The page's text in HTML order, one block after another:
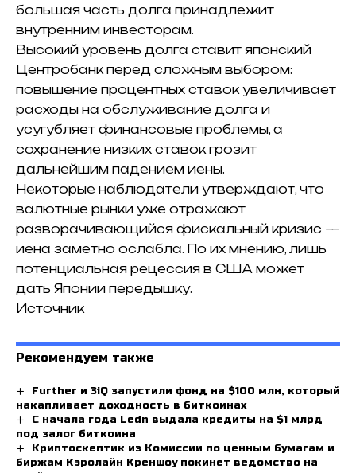
большая часть долга принадлежит
внутренним инвесторам.
Высокий уровень долга ставит японский
Центробанк перед сложным выбором:
повышение процентных ставок увеличивает
расходы на обслуживание долга и
усугубляет финансовые проблемы, а
сохранение низких ставок грозит
дальнейшим падением иены.
Некоторые наблюдатели утверждают, что
валютные рынки уже отражают
разворачивающийся фискальный кризис —
иена заметно ослабла. По их мнению, лишь
потенциальная рецессия в США может
дать Японии передышку.
Источник
Рекомендуем также
Further и 3iQ запустили фонд на $100 млн, который
накапливает доходность в биткоинах
С начала года Ledn выдала кредиты на $1 млрд
под залог биткоина
Криптоскептик из Комиссии по ценным бумагам и
биржам Кэролайн Креншоу покинет ведомство на